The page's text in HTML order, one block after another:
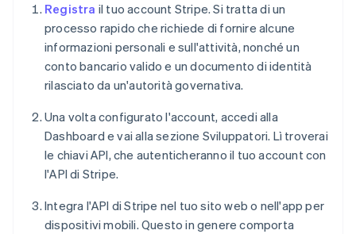
Registra il tuo account Stripe. Si tratta di un
processo rapido che richiede di fornire alcune
informazioni personali e sull'attività, nonché un
conto bancario valido e un documento di identità
rilasciato da un'autorità governativa.
Una volta configurato l'account, accedi alla
Dashboard e vai alla sezione Sviluppatori. Lì troverai
le chiavi API, che autenticheranno il tuo account con
l'API di Stripe.
Integra l'API di Stripe nel tuo sito web o nell'app per
dispositivi mobili. Questo in genere comporta